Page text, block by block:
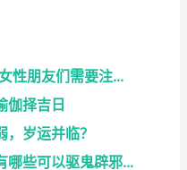
传统民俗：来月经搬家风水,女性朋友们需要注意了
伽择吉日
岁运并临？
传统民俗：除了驱鬼咒语还有哪些可以驱鬼辟邪的方法？...